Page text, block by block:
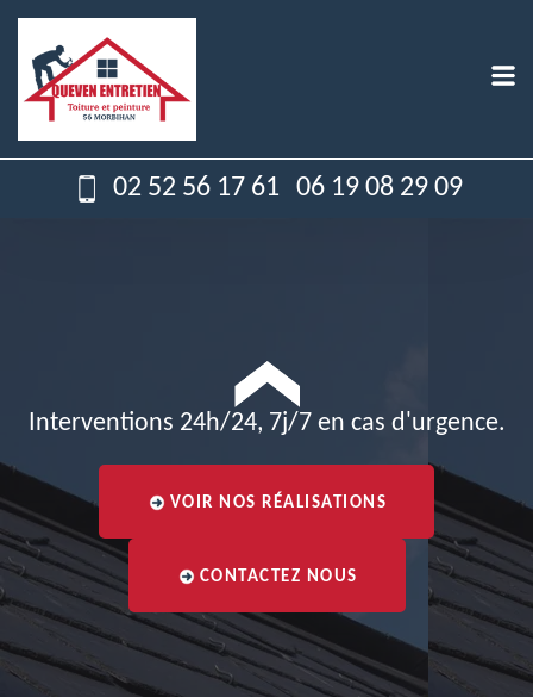
02 52 56 17 61 06 19 08 29 09
Interventions 24h/24, 7j/7 en cas d'urgence.
VOIR NOS RÉALISATIONS
CONTACTEZ NOUS